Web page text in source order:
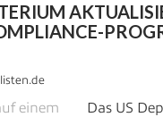
Das US